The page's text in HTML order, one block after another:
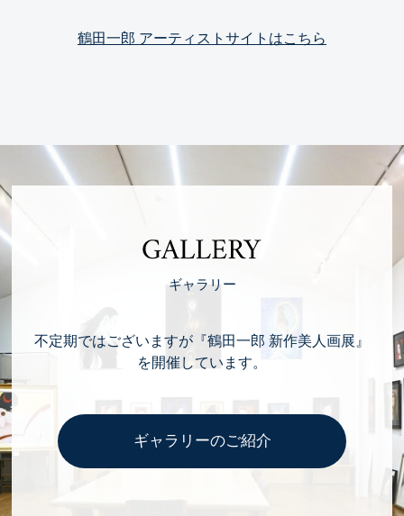
鶴田一郎 アーティストサイトはこちら
ギャラリー
不定期ではございますが『鶴田一郎 新作美人画展』
を開催しています。
ギャラリーのご紹介